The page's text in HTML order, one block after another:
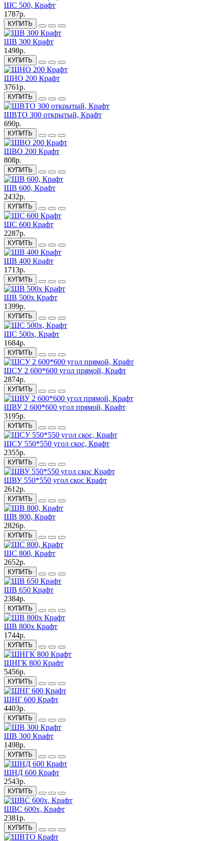
ШС 500, Крафт
1787р.
КУПИТЬ
ШВ 300 Крафт
1498р.
КУПИТЬ
ШНО 200 Крафт
3761р.
КУПИТЬ
ШВТО 300 открытый, Крафт
690р.
КУПИТЬ
ШВО 200 Крафт
808р.
КУПИТЬ
ШВ 600, Крафт
2432р.
КУПИТЬ
ШС 600 Крафт
2287р.
КУПИТЬ
ШВ 400 Крафт
1713р.
КУПИТЬ
ШВ 500х Крафт
1399р.
КУПИТЬ
ШС 500х, Крафт
1684р.
КУПИТЬ
ШСУ 2 600*600 угол прямой, Крафт
2874р.
КУПИТЬ
ШВУ 2 600*600 угол прямой, Крафт
3195р.
КУПИТЬ
ШСУ 550*550 угол скос, Крафт
2355р.
КУПИТЬ
ШВУ 550*550 угол скос Крафт
2612р.
КУПИТЬ
ШВ 800, Крафт
2826р.
КУПИТЬ
ШС 800, Крафт
2652р.
КУПИТЬ
ШВ 650 Крафт
2384р.
КУПИТЬ
ШВ 800х Крафт
1744р.
КУПИТЬ
ШНГК 800 Крафт
5456р.
КУПИТЬ
ШНГ 600 Крафт
4403р.
КУПИТЬ
ШВ 300 Крафт
1498р.
КУПИТЬ
ШНД 600 Крафт
2543р.
КУПИТЬ
ШВС 600х, Крафт
2381р.
КУПИТЬ